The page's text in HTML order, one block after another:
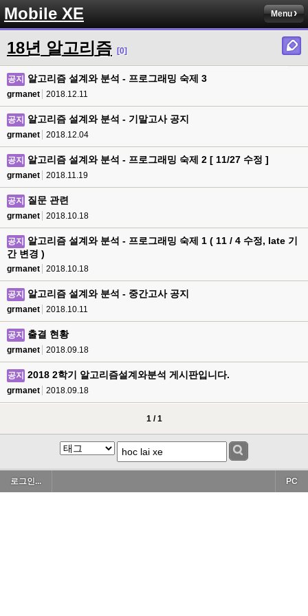
Mobile XE Menu
18년 알고리즘 [0]
공지 알고리즘 설계와 분석 - 프로그래밍 숙제 3
grmanet 2018.12.11
공지 알고리즘 설계와 분석 - 기말고사 공지
grmanet 2018.12.04
공지 알고리즘 설계와 분석 - 프로그래밍 숙제 2 [ 11/27 수정 ]
grmanet 2018.11.19
공지 질문 관련
grmanet 2018.10.18
공지
알고리즘 설계와 분석 - 프로그래밍 숙제 1 ( 11 / 4 수정, late 기
간 변경 )
grmanet 2018.10.18
공지 알고리즘 설계와 분석 - 중간고사 공지
grmanet 2018.10.11
공지 출결 현황
grmanet 2018.09.18
공지 2018 2학기 알고리즘설계와분석 게시판입니다.
grmanet 2018.09.18
1 / 1
로그인... PC